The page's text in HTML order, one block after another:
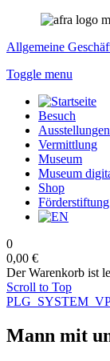
Allgemeine
Toggle menu
Besuch
Ausstellungen
Vermittlung
Museum
Museum
Shop
Förderstiftung
0
0,00 €
Der Warenkorb ist
Scroll to Top
Mann mit